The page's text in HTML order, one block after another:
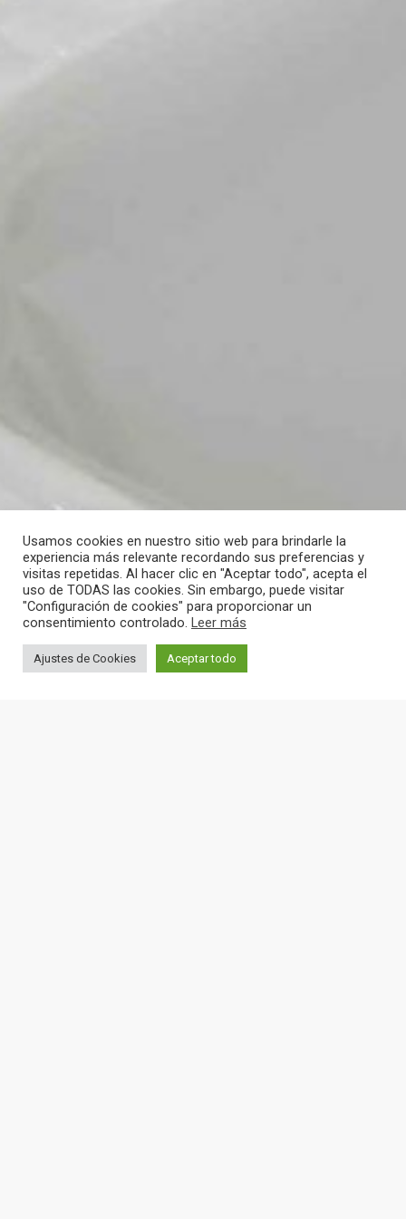
Usamos cookies en nuestro sitio web para brindarle la
experiencia más relevante recordando sus preferencias y
visitas repetidas. Al hacer clic en "Aceptar todo", acepta el
uso de TODAS las cookies. Sin embargo, puede visitar
"Configuración de cookies" para proporcionar un
consentimiento controlado. Leer más
Ajustes de Cookies Aceptar todo